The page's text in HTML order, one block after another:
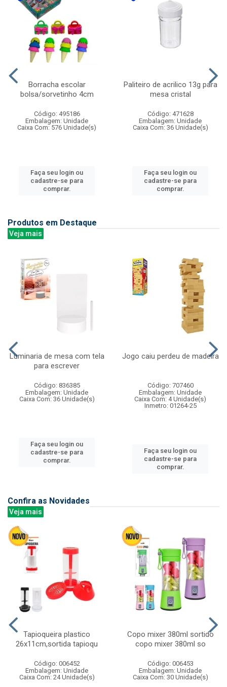
Borracha escolar
bolsa/sorvetinho 4cm
Código: 495186
Embalagem: Unidade
Caixa Com: 576 Unidade(s)
Faça seu login ou
cadastre-se para
comprar.
Paliteiro de acrilico 13g para
mesa cristal
Código: 471628
Embalagem: Unidade
Caixa Com: 36 Unidade(s)
Faça seu login ou
cadastre-se para
comprar.
Produtos em Destaque
Veja mais
Luminaria de mesa com tela
para escrever
Código: 836385
Embalagem: Unidade
Caixa Com: 36 Unidade(s)
Faça seu login ou
cadastre-se para
comprar.
Jogo caiu perdeu de madeira
Código: 707460
Embalagem: Unidade
Caixa Com: 4 Unidade(s)
Inmetro: 01264-25
Faça seu login ou
cadastre-se para
comprar.
Confira as Novidades
Veja mais
Tapioqueira plastico
26x11cm,sortida tapioqu
Código: 006452
Embalagem: Unidade
Caixa Com: 24 Unidade(s)
Copo mixer 380ml sortido
copo mixer 380ml so
Código: 006453
Embalagem: Unidade
Caixa Com: 30 Unidade(s)